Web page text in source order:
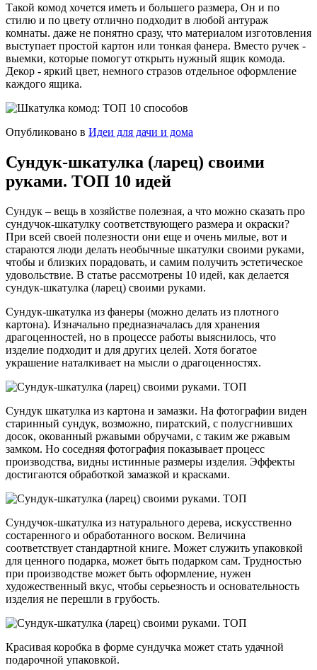
Такой комод хочется иметь и большего размера, Он и по
стилю и по цвету отлично подходит в любой антураж
комнаты. даже не понятно сразу, что материалом изготовления
выступает простой картон или тонкая фанера. Вместо ручек -
выемки, которые помогут открыть нужный ящик комода.
Декор - яркий цвет, немного стразов отдельное оформление
каждого ящика.
Опубликовано в Идеи для дачи и дома
Сундук-шкатулка (ларец) своими
руками. ТОП 10 идей
Сундук – вещь в хозяйстве полезная, а что можно сказать про
сундучок-шкатулку соответствующего размера и окраски?
При всей своей полезности они еще и очень милые, вот и
стараются люди делать необычные шкатулки своими руками,
чтобы и близких порадовать, и самим получить эстетическое
удовольствие. В статье рассмотрены 10 идей, как делается
сундук-шкатулка (ларец) своими руками.
Сундук-шкатулка из фанеры (можно делать из плотного
картона). Изначально предназначалась для хранения
драгоценностей, но в процессе работы выяснилось, что
изделие подходит и для других целей. Хотя богатое
украшение наталкивает на мысли о драгоценностях.
Сундук шкатулка из картона и замазки. На фотографии виден
старинный сундук, возможно, пиратский, с полусгнивших
досок, окованный ржавыми обручами, с таким же ржавым
замком. Но соседняя фотография показывает процесс
производства, видны истинные размеры изделия. Эффекты
достигаются обработкой замазкой и красками.
Сундучок-шкатулка из натурального дерева, искусственно
состаренного и обработанного воском. Величина
соответствует стандартной книге. Может служить упаковкой
для ценного подарка, может быть подарком сам. Трудностью
при производстве может быть оформление, нужен
художественный вкус, чтобы серьезность и основательность
изделия не перешли в грубость.
Красивая коробка в форме сундучка может стать удачной
подарочной упаковкой.